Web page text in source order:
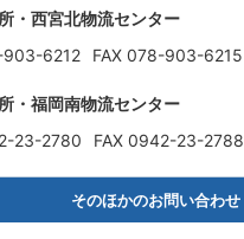
・西宮北物流センター
903-6212
FAX 078-903-6215
・福岡南物流センター
23-2780
FAX 0942-23-2788
そのほかのお問い合わせ